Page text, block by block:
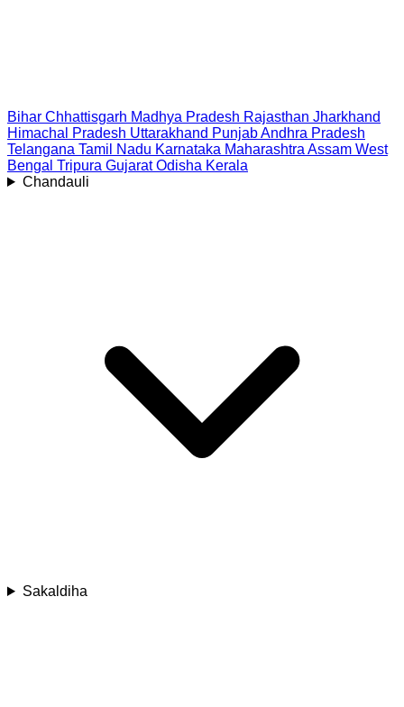
Bihar Chhattisgarh Madhya Pradesh Rajasthan Jharkhand
Himachal Pradesh Uttarakhand PunjabAndhra Pradesh
Telangana Tamil Nadu Karnataka Maharashtra Assam West
Bengal Tripura Gujarat Odisha Kerala
Chandauli
Sakaldiha